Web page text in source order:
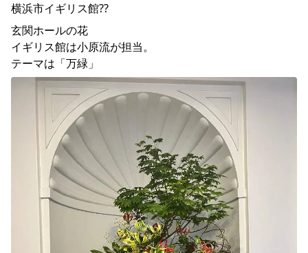
横浜市イギリス館??
玄関ホールの花
イギリス館は小原流が担当。
テーマは「万緑」